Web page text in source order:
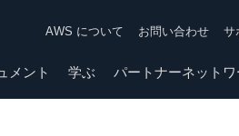
AWS について お問い合わせ
メント 学ぶ パートナーネットワ